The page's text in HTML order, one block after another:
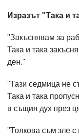
Изразът "Така и
"Закъснявам за
Така и така
ден."
"Тази седмица не
Така и така
в същия дух през
"Толкова съм зле с